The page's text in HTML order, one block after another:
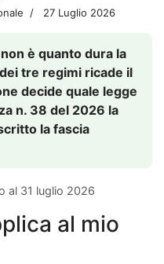
27 Luglio 2026
è quanto dura la
tre regimi ricade il
decide quale legge
n. 38 del 2026 la
la fascia
al 31 luglio 2026
al mio